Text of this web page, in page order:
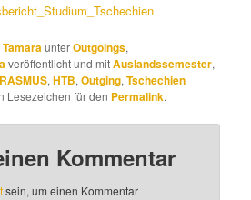
TamaraunterOutgoings,
veröffentlicht und mitAuslandssemester,
,HTB,Outging,Tschechien
Lesezeichen für den Permalink.
Kommentar
sein, um einen Kommentar